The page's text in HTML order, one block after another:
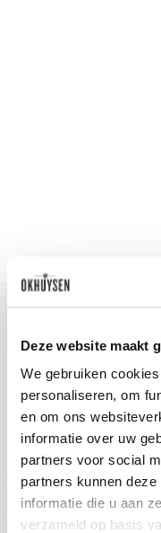
Deze website maakt
We gebruiken
personaliseren, om
en om ons
informatie over uw
partners voor social
partners kunnen
informatie die u aan
verzameld op basis
Blijf op de
Ontvang het laatste
evenementen
E-mailadres